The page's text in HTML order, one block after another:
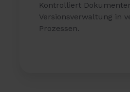
Kontrolliert
Versionsverwaltung in
Prozessen.